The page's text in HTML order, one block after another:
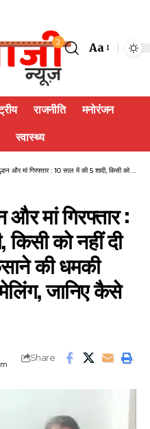
2 Aa
राजनीति मनोरंजन
स्वास्थ्य
साल में की 5 शादी, किसी को नहीं दी तलाक, झूठे केस में फंसाने की धमकी देकर करती रही ब्लैकमेलिंग, जानिए कैसे खुला राज…
और मां गिरफ्तार :
को नहीं दी
की धमकी
जानिए कैसे
Share